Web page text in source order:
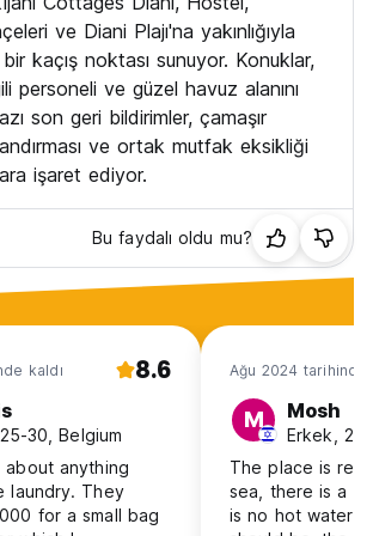
ve Diani Plajı'na yakınlığıyla
kaçış noktası sunuyor. Konuklar,
personeli ve güzel havuz alanını
son geri bildirimler, çamaşır
ve ortak mutfak eksikliği
işaret ediyor.
Bu faydalı oldu mu?
kaldı 8.6
30, Belgium
about anything
They
for a small bag
Ağu 2024 tarihinde
M Mosh
Erkek,
The place is
sea, there is a
is no hot water